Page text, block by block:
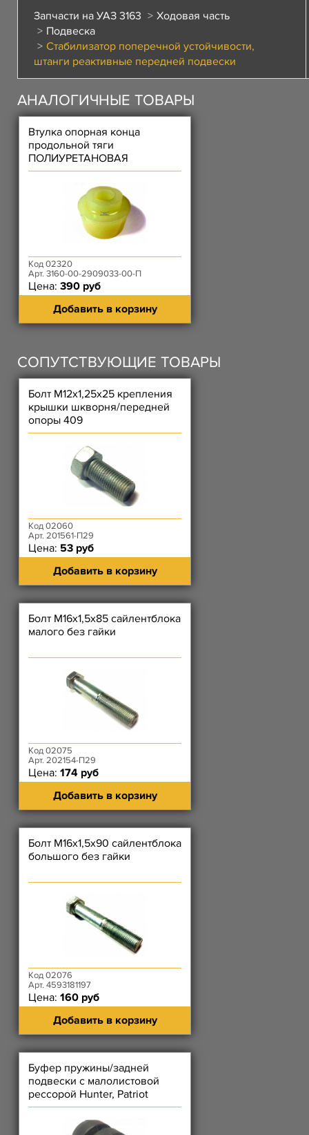
Запчасти на УАЗ 3163
Ходовая часть
Подвеска
Стабилизатор поперечной устойчивости,
штанги реактивные передней подвески
АНАЛОГИЧНЫЕ ТОВАРЫ
Втулка опорная конца
продольной тяги
ПОЛИУРЕТАНОВАЯ
Код 02320
Арт. 3160-00-2909033-00-П
Цена: 390 руб
Добавить в корзину
СОПУТСТВУЮЩИЕ ТОВАРЫ
Болт М12х1,25х25 крепления
крышки шкворня/передней
опоры 409
Код 02060
Арт. 201561-П29
Цена: 53 руб
Добавить в корзину
Болт М16х1,5х85 сайлентблока
малого без гайки
Код 02075
Арт. 202154-П29
Цена: 174 руб
Добавить в корзину
Болт М16х1,5х90 сайлентблока
большого без гайки
Код 02076
Арт. 4593181197
Цена: 160 руб
Добавить в корзину
Буфер пружины/задней
подвески с малолистовой
рессорой Hunter, Patriot